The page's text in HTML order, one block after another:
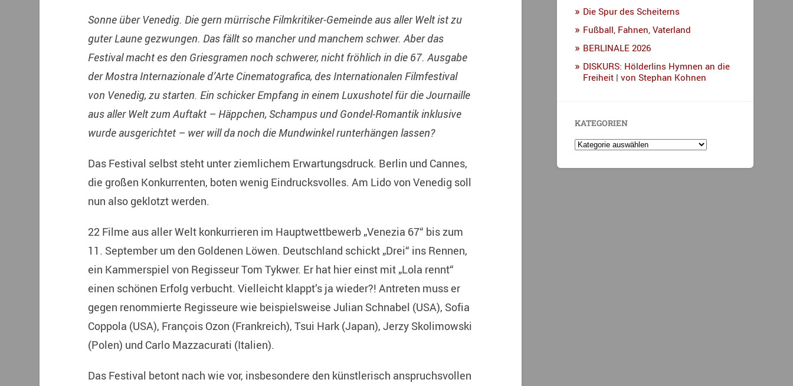
Sonne über Venedig. Die gern mürrische Filmkritiker-Gemeinde aus aller Welt ist zu
guter Laune gezwungen. Das fällt so mancher und manchem schwer. Aber das
Festival macht es den Griesgramen noch schwerer, nicht fröhlich in die 67. Ausgabe
der Mostra Internazionale d’Arte Cinematografica, des Internationalen Filmfestival
von Venedig, zu starten. Ein schicker Empfang in einem Luxushotel für die Journaille
aus aller Welt zum Auftakt – Häppchen, Schampus und Gondel-Romantik inklusive
wurde ausgerichtet – wer will da noch die Mundwinkel runterhängen lassen?
Das Festival selbst steht unter ziemlichem Erwartungsdruck. Berlin und Cannes,
die großen Konkurrenten, boten wenig Eindrucksvolles. Am Lido von Venedig soll
nun also geklotzt werden.
22 Filme aus aller Welt konkurrieren im Hauptwettbewerb „Venezia 67“ bis zum
11. September um den Goldenen Löwen. Deutschland schickt „Drei“ ins Rennen,
ein Kammerspiel von Regisseur Tom Tykwer. Er hat hier einst mit „Lola rennt“
einen schönen Erfolg verbucht. Vielleicht klappt’s ja wieder?! Antreten muss er
gegen renommierte Regisseure wie beispielsweise Julian Schnabel (USA), Sofia
Coppola (USA), François Ozon (Frankreich), Tsui Hark (Japan), Jerzy Skolimowski
(Polen) und Carlo Mazzacurati (Italien).
Das Festival betont nach wie vor, insbesondere den künstlerisch anspruchsvollen
Die Spur des Scheiterns
Fußball, Fahnen, Vaterland
BERLINALE 2026
DISKURS: Hölderlins Hymnen an die
Freiheit | von Stephan Kohnen
KATEGORIEN